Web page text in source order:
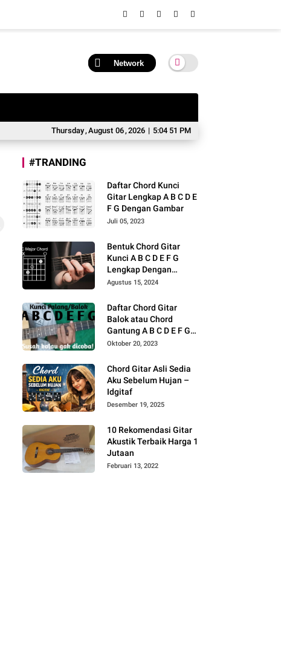
Network
Thursday,August 06,2026 | 5:04 51 PM
#TRANDING
Daftar Chord Kunci
Gitar Lengkap A B C D E
F G Dengan Gambar
Juli 05, 2023
Bentuk Chord Gitar
Kunci A B C D E F G
Lengkap Dengan
Gambar
Agustus 15, 2024
Daftar Chord Gitar
Balok atau Chord
Gantung A B C D E F G
Gambar
Oktober 20, 2023
Chord Gitar Asli Sedia
Aku Sebelum Hujan –
Idgitaf
Desember 19, 2025
10 Rekomendasi Gitar
Akustik Terbaik Harga 1
Jutaan
Februari 13, 2022